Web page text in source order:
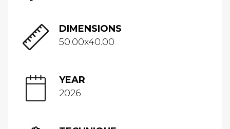
DIMENSIONS
50.00x40.00
YEAR
2026